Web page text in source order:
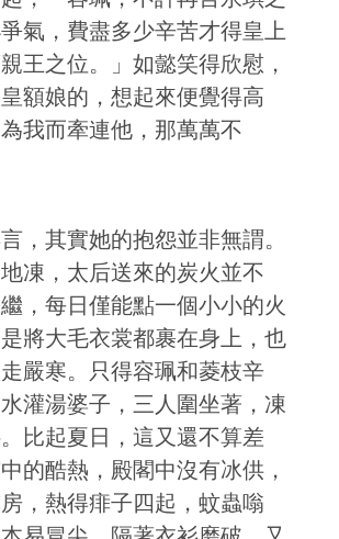
氣，費盡多少辛苦才得皇上
王之位。」如懿笑得欣慰，
皇額娘的，想起來便覺得高
我而牽連他，那萬萬不
，其實她的抱怨並非無謂。
凍，太后送來的炭火並不
，每日僅能點一個小小的火
將大毛衣裳都裹在身上，也
嚴寒。只得容珮和菱枝辛
灌湯婆子，三人圍坐著，凍
比起夏日，這又還不算差
的酷熱，殿閣中沒有冰供，
，熱得痱子四起，蚊蟲嗡